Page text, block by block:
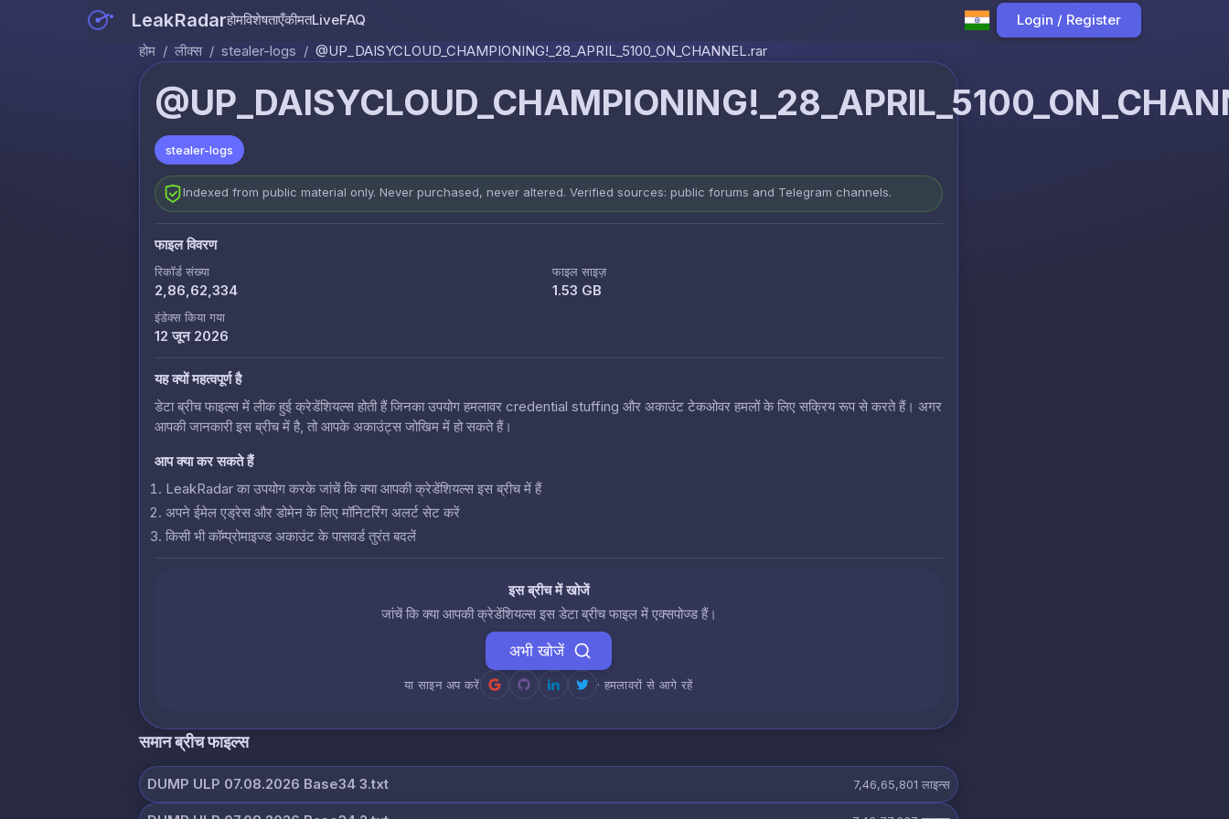
LeakRadarहोमविशेषताएँकीमतLiveFAQ
Login / Register
होम / लीक्स / stealer-logs / @UP_DAISYCLOUD_CHAMPIONING!_28_APRIL_5100_ON_CHANNEL.rar
stealer-logs
Indexed from public material only. Never purchased, never altered. Verified sources: public forums and Telegram channels.
फाइल विवरण
रिकॉर्ड संख्या
2,86,62,334
फाइल साइज़
1.53 GB
इंडेक्स किया गया
12 जून 2026
यह क्यों महत्वपूर्ण है
डेटा ब्रीच फाइल्स में लीक हुई क्रेडेंशियल्स होती हैं जिनका उपयोग हमलावर credential stuffing और अकाउंट टेकओवर हमलों के लिए सक्रिय रूप से करते हैं। अगर
आपकी जानकारी इस ब्रीच में है, तो आपके अकाउंट्स जोखिम में हो सकते हैं।
आप क्या कर सकते हैं
LeakRadar का उपयोग करके जांचें कि क्या आपकी क्रेडेंशियल्स इस ब्रीच में हैं
अपने ईमेल एड्रेस और डोमेन के लिए मॉनिटरिंग अलर्ट सेट करें
किसी भी कॉम्प्रोमाइज्ड अकाउंट के पासवर्ड तुरंत बदलें
इस ब्रीच में खोजें
जांचें कि क्या आपकी क्रेडेंशियल्स इस डेटा ब्रीच फाइल में एक्सपोज्ड हैं।
अभी खोजें
या साइन अप करें · हमलावरों से आगे रहें
समान ब्रीच फाइल्स
DUMP ULP 07.08.2026 Base34 3.txt 7,46,65,801 लाइन्स